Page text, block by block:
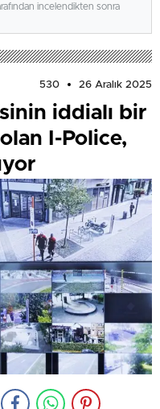
incelendikten sonra
530 26 Aralık 2025
iddialı bir
I-Police,